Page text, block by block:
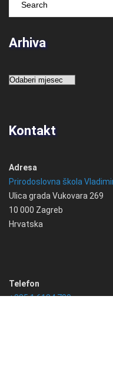
Arhiva
Arhiva
Kontakt
Adresa
Prirodoslovna škola
Ulica grada Vukovara 269
10 000 Zagreb
Hrvatska
Telefon
+385 1 6184 780